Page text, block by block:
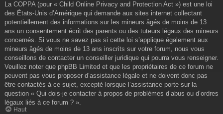
La COPPA (pour « Child Online Privacy and Protection Act ») est une loi
des États-Unis d’Amérique qui demande aux sites internet collectant
potentiellement des informations sur les mineurs âgés de moins de 13
ans un consentement écrit des parents ou des tuteurs légaux des mineurs
concernés. Si vous ne savez pas si cette loi s’applique également aux
mineurs âgés de moins de 13 ans inscrits sur votre forum, nous vous
conseillons de contacter un conseiller juridique qui pourra vous renseigner.
Veuillez noter que phpBB Limited et que les propriétaires de ce forum ne
peuvent pas vous proposer d’assistance légale et ne doivent donc pas
être contactés à ce sujet, excepté lorsque l’assistance porte sur la
question « Qui dois-je contacter à propos de problèmes d’abus ou d’ordres
légaux liés à ce forum ? ».
Haut